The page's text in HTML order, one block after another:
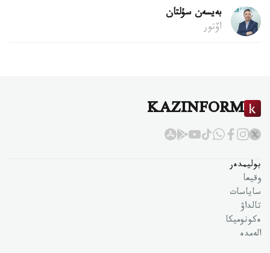
بەيسەن سۇلتان
اۆتور
KAZINFORM
بوليمدەر
وقيعا
ساياسات
تالداۋ
ەكونوميكا
الەمدە